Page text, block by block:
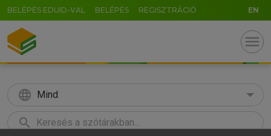
BELÉPÉS EDUID-VAL BELÉPÉS REGISZTRÁCIÓ EN
menu
language Mind
search